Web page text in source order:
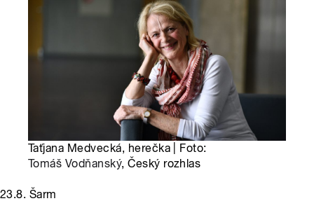
Taťjana Medvecká, herečka | Foto:
Tomáš Vodňanský, Český rozhlas
23.8. Šarm